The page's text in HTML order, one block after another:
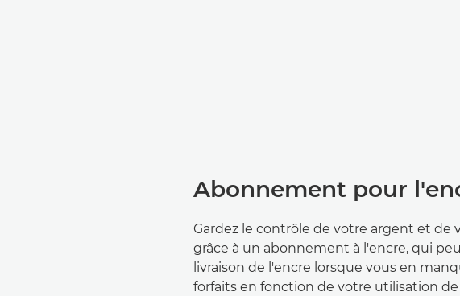
Abonnement pour
Gardez le contrôle de votre argent et de
grâce à un abonnement à l'encre, qui
livraison de l'encre lorsque vous en
forfaits en fonction de votre utilisation de